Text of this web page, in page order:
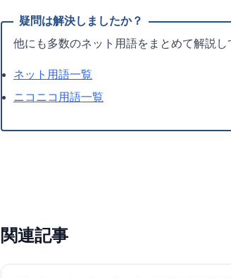
他にも多数のネット用語をまとめて解説
ネット用語一覧
ニコニコ用語一覧
関連記事